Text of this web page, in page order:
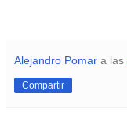
Alejandro Pomar a las
Compartir